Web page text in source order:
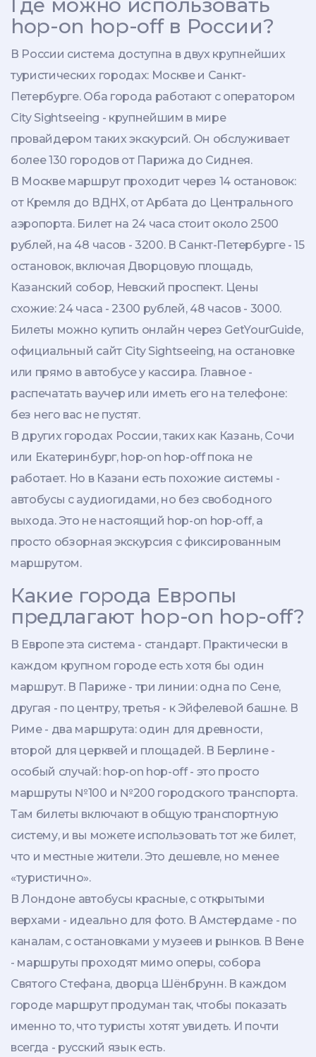
Где можно использовать
hop-on hop-off в России?
В России система доступна в двух крупнейших
туристических городах: Москве и Санкт-
Петербурге. Оба города работают с оператором
City Sightseeing - крупнейшим в мире
провайдером таких экскурсий. Он обслуживает
более 130 городов от Парижа до Сиднея.
В Москве маршрут проходит через 14 остановок:
от Кремля до ВДНХ, от Арбата до Центрального
аэропорта. Билет на 24 часа стоит около 2500
рублей, на 48 часов - 3200. В Санкт-Петербурге - 15
остановок, включая Дворцовую площадь,
Казанский собор, Невский проспект. Цены
схожие: 24 часа - 2300 рублей, 48 часов - 3000.
Билеты можно купить онлайн через GetYourGuide,
официальный сайт City Sightseeing, на остановке
или прямо в автобусе у кассира. Главное -
распечатать ваучер или иметь его на телефоне:
без него вас не пустят.
В других городах России, таких как Казань, Сочи
или Екатеринбург, hop-on hop-off пока не
работает. Но в Казани есть похожие системы -
автобусы с аудиогидами, но без свободного
выхода. Это не настоящий hop-on hop-off, а
просто обзорная экскурсия с фиксированным
маршрутом.
Какие города Европы
предлагают hop-on hop-off?
В Европе эта система - стандарт. Практически в
каждом крупном городе есть хотя бы один
маршрут. В Париже - три линии: одна по Сене,
другая - по центру, третья - к Эйфелевой башне. В
Риме - два маршрута: один для древности,
второй для церквей и площадей. В Берлине -
особый случай: hop-on hop-off - это просто
маршруты №100 и №200 городского транспорта.
Там билеты включают в общую транспортную
систему, и вы можете использовать тот же билет,
что и местные жители. Это дешевле, но менее
«туристично».
В Лондоне автобусы красные, с открытыми
верхами - идеально для фото. В Амстердаме - по
каналам, с остановками у музеев и рынков. В Вене
- маршруты проходят мимо оперы, собора
Святого Стефана, дворца Шёнбрунн. В каждом
городе маршрут продуман так, чтобы показать
именно то, что туристы хотят увидеть. И почти
всегда - русский язык есть.